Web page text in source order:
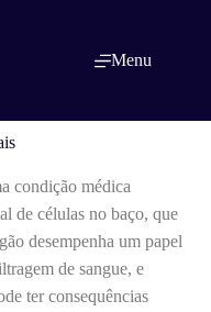
Menu
em animais
condição médica
de células no baço, que
desempenha um papel
de sangue, e
ter consequências